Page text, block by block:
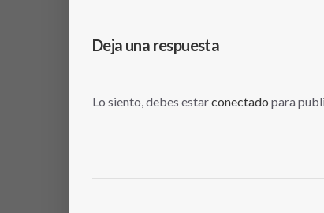
Deja una respuesta
Lo siento, debes estarconectado para